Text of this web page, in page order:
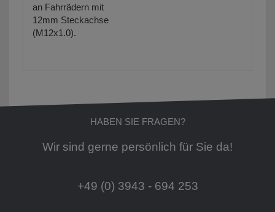
an Fahrrädern mit
12mm Steckachse
(M12x1.0).
HABEN SIE FRAGEN?
Wir sind gerne persönlich für Sie da!
+49 (0) 3943 - 694 253